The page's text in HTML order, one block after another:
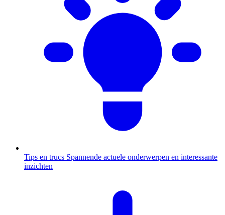
Tips en trucs Spannende actuele onderwerpen en interessante
inzichten